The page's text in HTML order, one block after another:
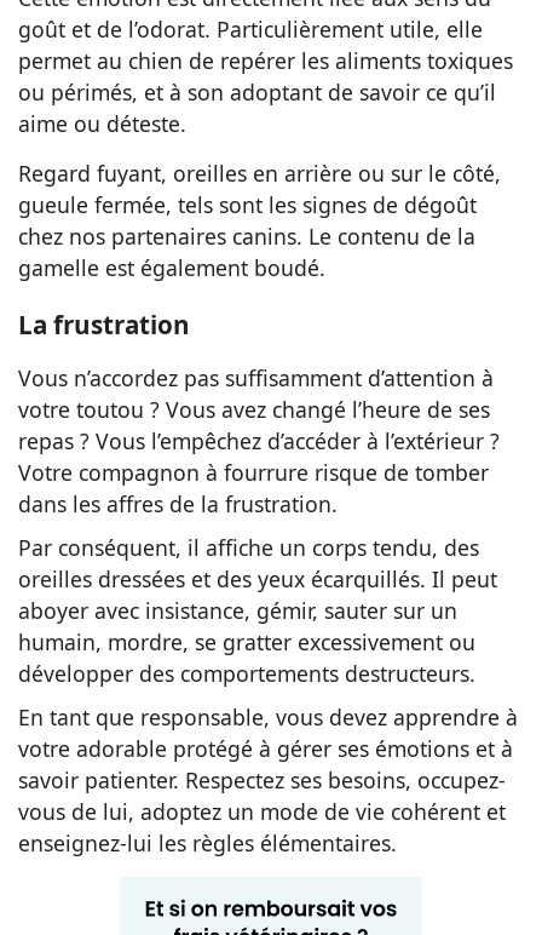
goût et de l’odorat. Particulièrement utile, elle
permet au chien de repérer les aliments toxiques
ou périmés, et à son adoptant de savoir ce qu’il
aime ou déteste.
Regard fuyant, oreilles en arrière ou sur le côté,
gueule fermée, tels sont les signes de dégoût
chez nos partenaires canins. Le contenu de la
gamelle est également boudé.
La frustration
Vous n’accordez pas suffisamment d’attention à
votre toutou ? Vous avez changé l’heure de ses
repas ? Vous l’empêchez d’accéder à l’extérieur ?
Votre compagnon à fourrure risque de tomber
dans les affres de la frustration.
Par conséquent, il affiche un corps tendu, des
oreilles dressées et des yeux écarquillés. Il peut
aboyer avec insistance, gémir, sauter sur un
humain, mordre, se gratter excessivement ou
développer des comportements destructeurs.
En tant que responsable, vous devez apprendre à
votre adorable protégé à gérer ses émotions et à
savoir patienter. Respectez ses besoins, occupez-
vous de lui, adoptez un mode de vie cohérent et
enseignez-lui les règles élémentaires.